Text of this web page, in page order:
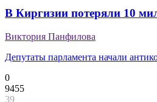
В Киргизии потеряли 10
Виктория Панфилова
Депутаты парламента начали
0
9455
39